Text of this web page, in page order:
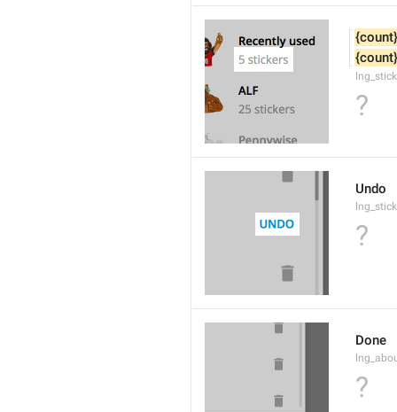
{count}
{count}
?
Undo
?
Done
?